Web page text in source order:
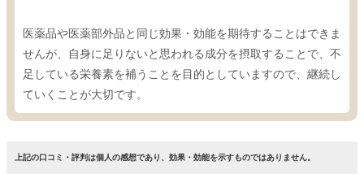
医薬品や医薬部外品と同じ効果・効能を期待することはできま
せんが、自身に足りないと思われる成分を摂取することで、不
足している栄養素を補うことを目的としていますので、継続し
ていくことが大切です。
上記の口コミ・評判は個人の感想であり、効果・効能を示すものではありません。